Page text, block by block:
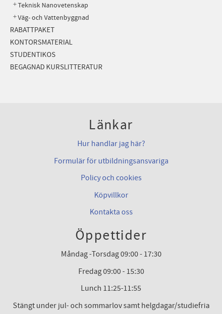
Teknisk Nanovetenskap
Väg- och Vattenbyggnad
RABATTPAKET
KONTORSMATERIAL
STUDENTIKOS
BEGAGNAD KURSLITTERATUR
Länkar
Hur handlar jag här?
Formulär för utbildningsansvariga
Policy och cookies
Köpvillkor
Kontakta oss
Öppettider
Måndag -Torsdag 09:00 - 17:30
Fredag 09:00 - 15:30
Lunch 11:25-11:55
Stängt under jul- och sommarlov samt helgdagar/studiefria